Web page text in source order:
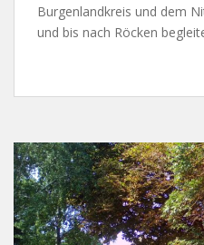
Burgenlandkreis und dem
und bis nach Röcken